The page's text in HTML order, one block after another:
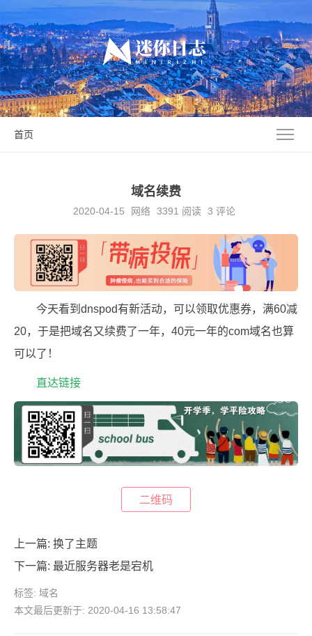
首页
域名续费
2020-04-15 网络 3391 阅读 3 评论
今天看到dnspod有新活动，可以领取优惠券，满60减
20，于是把域名又续费了一年，40元一年的com域名也算
可以了！
直达链接
二维码
上一篇: 换了主题
下一篇: 最近服务器老是宕机
标签: 域名
本文最后更新于: 2020-04-16 13:58:47